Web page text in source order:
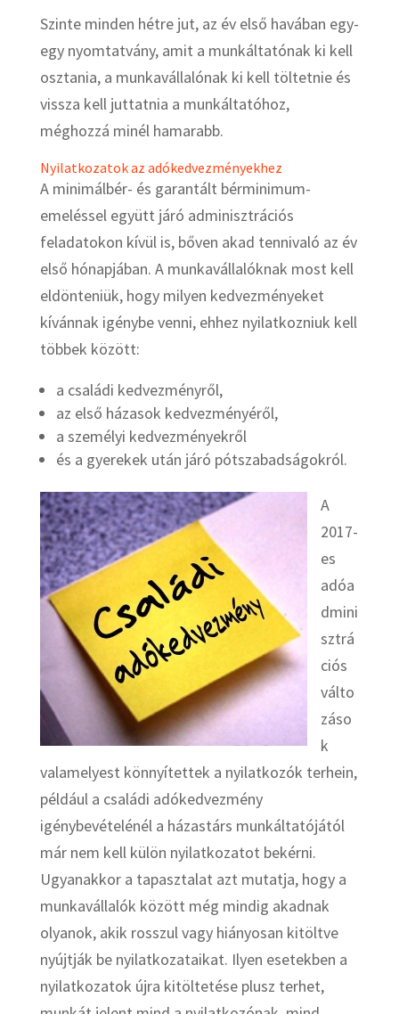
Szinte minden hétre jut, az év első havában egy-
egy nyomtatvány, amit a munkáltatónak ki kell
osztania, a munkavállalónak ki kell töltetnie és
vissza kell juttatnia a munkáltatóhoz,
méghozzá minél hamarabb.
Nyilatkozatok az adókedvezményekhez
A minimálbér- és garantált bérminimum-
emeléssel együtt járó adminisztrációs
feladatokon kívül is, bőven akad tennivaló az év
első hónapjában. A munkavállalóknak most kell
eldönteniük, hogy milyen kedvezményeket
kívánnak igénybe venni, ehhez nyilatkozniuk kell
többek között:
a családi kedvezményről,
az első házasok kedvezményéről,
a személyi kedvezményekről
és a gyerekek után járó pótszabadságokról.
A
2017-
es
adóa
dmini
sztrá
ciós
válto
záso
k
valamelyest könnyítettek a nyilatkozók terhein,
például a családi adókedvezmény
igénybevételénél a házastárs munkáltatójától
már nem kell külön nyilatkozatot bekérni.
Ugyanakkor a tapasztalat azt mutatja, hogy a
munkavállalók között még mindig akadnak
olyanok, akik rosszul vagy hiányosan kitöltve
nyújtják be nyilatkozataikat. Ilyen esetekben a
nyilatkozatok újra kitöltetése plusz terhet,